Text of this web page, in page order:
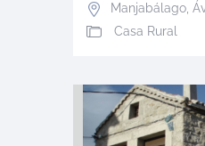
Manjabálago,
Casa Rural